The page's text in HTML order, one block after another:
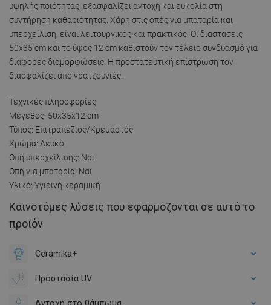
υψηλής ποιότητας, εξασφαλίζει αντοχή και ευκολία στη
συντήρηση καθαριότητας. Χάρη στις οπές για μπαταρία και
υπερχείλιση, είναι λειτουργικός και πρακτικός. Οι διαστάσεις
50x35 cm και το ύψος 12 cm καθιστούν τον τέλειο συνδυασμό για
διάφορες διαμορφώσεις. Η προστατευτική επίστρωση τον
διασφαλίζει από γρατζουνιές.
Τεχνικές πληροφορίες
Μέγεθος: 50x35x12 cm
Τύπος: Επιτραπέζιος/Κρεμαστός
Χρώμα: Λευκό
Οπή υπερχείλισης: Ναι
Οπή για μπαταρία: Ναι
Υλικό: Υγιεινή κεραμική
Καινοτόμες λύσεις που εφαρμόζονται σε αυτό το
προϊόν
Ceramika+
Προστασία UV
Αντοχή στο θάμπωμα